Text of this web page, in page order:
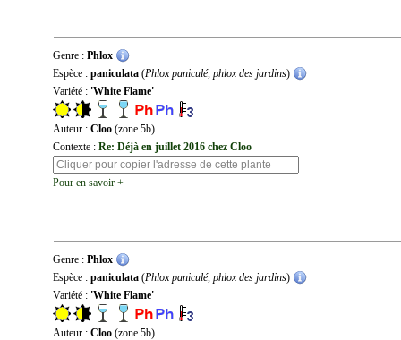
Genre : Phlox
Espèce : paniculata (Phlox paniculé, phlox des jardins)
Variété : 'White Flame'
Auteur : Cloo (zone 5b)
Contexte : Re: Déjà en juillet 2016 chez Cloo
Pour en savoir +
Genre : Phlox
Espèce : paniculata (Phlox paniculé, phlox des jardins)
Variété : 'White Flame'
Auteur : Cloo (zone 5b)